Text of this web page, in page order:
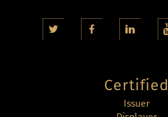
Certified
Issuer